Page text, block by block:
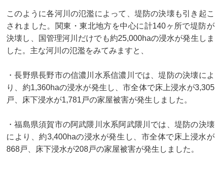
このように各河川の氾濫によって、堤防の決壊も引き起こ
されました。関東・東北地方を中心に計140ヶ所で堤防が
決壊し、国管理河川だけでも約25,000haの浸水が発生しま
した。主な河川の氾濫をみてみますと、
・長野県長野市の信濃川水系信濃川では、堤防の決壊によ
り、約1,360haの浸水が発生し、市全体で床上浸水が3,305
戸、床下浸水が1,781戸の家屋被害が発生しました。
・福島県須賀市の阿武隈川水系阿武隈川では、堤防の決壊
により、約3,400haの浸水が発生し、市全体で床上浸水が
868戸、床下浸水が208戸の家屋被害が発生しました。